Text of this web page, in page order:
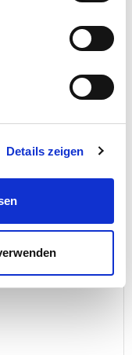
Details zeigen
Abrollbox